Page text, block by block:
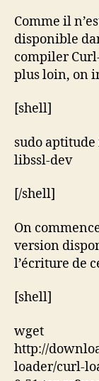
Comme il
disponible
compiler
plus loin, on
[shell]
sudo
libssl-dev
[/shell]
On
version
l’écriture de
[shell]
wget
http://
loader/curl-